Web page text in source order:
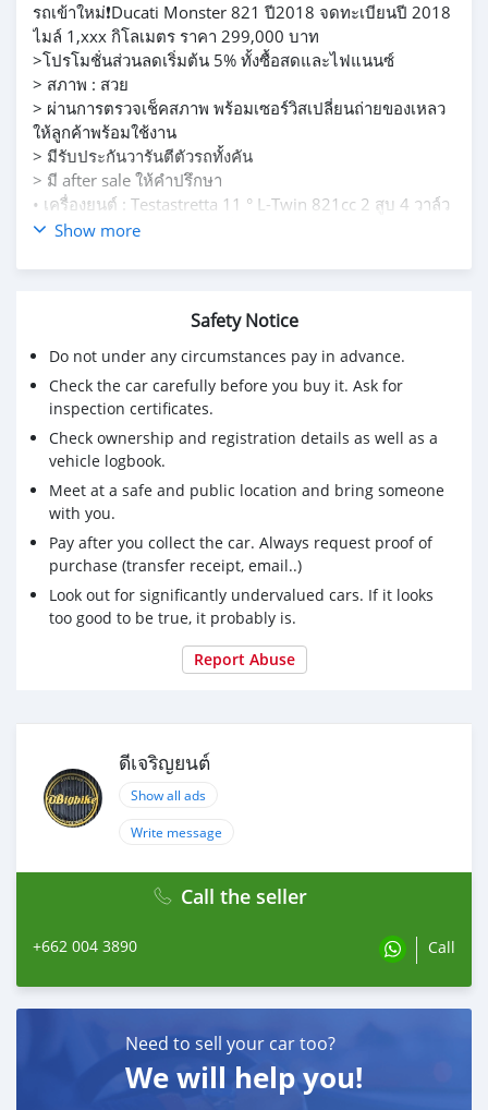
รถเข้าใหม่❗Ducati Monster 821 ปี2018 จดทะเบียนปี 2018
ไมล์ 1,xxx กิโลเมตร ราคา 299,000 บาท
>โปรโมชั่นส่วนลดเริ่มต้น 5% ทั้งซื้อสดและไฟแนนซ์
> สภาพ : สวย
> ผ่านการตรวจเช็คสภาพ พร้อมเซอร์วิสเปลี่ยนถ่ายของเหลว
ให้ลูกค้าพร้อมใช้งาน
> มีรับประกันวารันตีตัวรถทั้งคัน
> มี after sale ให้คำปรึกษา
• เครื่องยนต์ : Testastretta 11 ° L-Twin 821cc 2 สูบ 4 วาล์ว
ต่อสูบ ระบายความร้อนด้วยน้ำ
• แรงม้า : 107 แรงม้า ที่ 9,250 รอบ/นาที
• ความสูงเบาะนั่ง : ปรับได้ 785-810 มิลลิเมตร
• น้ำหนักรถ : 205.5 กิโลกรัม
Show more
Safety Notice
Do not under any circumstances pay in advance.
Check the car carefully before you buy it. Ask for
inspection certificates.
Check ownership and registration details as well as a
vehicle logbook.
Meet at a safe and public location and bring someone
with you.
Pay after you collect the car. Always request proof of
purchase (transfer receipt, email..)
Look out for significantly undervalued cars. If it looks
too good to be true, it probably is.
Report Abuse
ดีเจริญยนต์
Show all ads
Write message
Call the seller
+662 004 3890 Call
Need to sell your car too?
We will help you!